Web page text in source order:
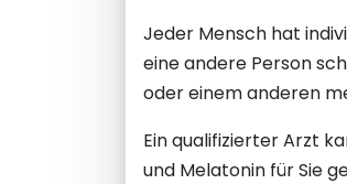
Jeder Mensch hat
eine andere Person
oder einem anderen
Ein qualifizierter Arzt
und Melatonin für Sie